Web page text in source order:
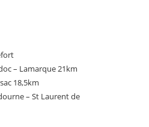
– Lamarque 21km
18,5km
– St Laurent de